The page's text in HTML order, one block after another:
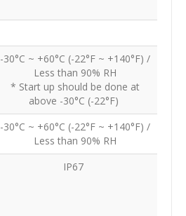
-30°C ~ +60°C (-22°F ~ +140°F) /
Less than 90% RH
* Start up should be done at
above -30°C (-22°F)
-30°C ~ +60°C (-22°F ~ +140°F) /
Less than 90% RH
IP67